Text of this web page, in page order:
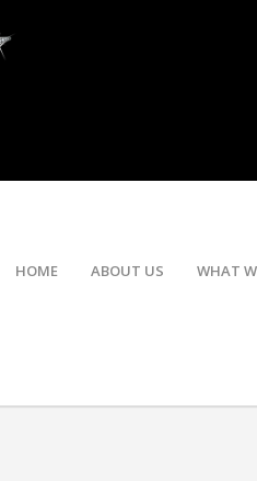
HOME ABOUT US WHAT